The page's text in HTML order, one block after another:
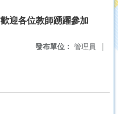
迎各位教師踴躍參加
發布單位： 管理員 |